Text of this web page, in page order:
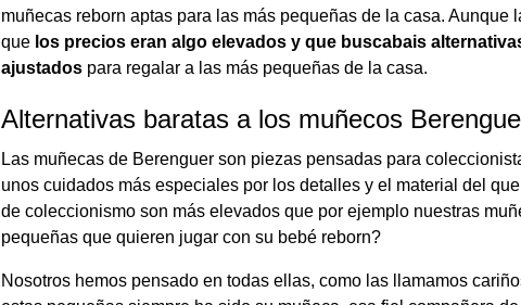
muñecas reborn aptas para las más pequeñas de la casa.
que los precios eran algo elevados y que buscabais
ajustados para regalar a las más pequeñas de la casa.
Alternativas baratas a los muñecos
Las muñecas de Berenguer son piezas pensadas para
unos cuidados más especiales por los detalles y el material del
de coleccionismo son más elevados que por ejemplo nuestras
pequeñas que quieren jugar con su bebé reborn?
Nosotros hemos pensado en todas ellas, como las llamamos